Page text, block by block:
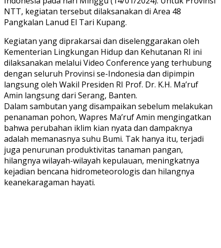
NTT, kegiatan tersebut dilaksanakan di Area 48
Pangkalan Lanud El Tari Kupang.
Kegiatan yang diprakarsai dan diselenggarakan oleh
Kementerian Lingkungan Hidup dan Kehutanan RI ini
dilaksanakan melalui Video Conference yang terhubung
dengan seluruh Provinsi se-Indonesia dan dipimpin
langsung oleh Wakil Presiden RI Prof. Dr. K.H. Ma’ruf
Amin langsung dari Serang, Banten.
Dalam sambutan yang disampaikan sebelum melakukan
penanaman pohon, Wapres Ma’ruf Amin mengingatkan
bahwa perubahan iklim kian nyata dan dampaknya
adalah memanasnya suhu Bumi. Tak hanya itu, terjadi
juga penurunan produktivitas tanaman pangan,
hilangnya wilayah-wilayah kepulauan, meningkatnya
kejadian bencana hidrometeorologis dan hilangnya
keanekaragaman hayati.